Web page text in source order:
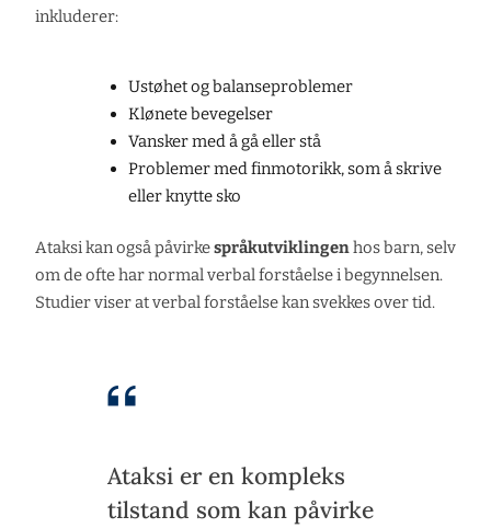
inkluderer:
Ustøhet og balanseproblemer
Klønete bevegelser
Vansker med å gå eller stå
Problemer med finmotorikk, som å skrive
eller knytte sko
Ataksi kan også påvirkespråkutviklingenhos barn, selv
om de ofte har normal verbal forståelse i begynnelsen.
Studier viser at verbal forståelse kan svekkes over tid.
Ataksi er en kompleks
tilstand som kan påvirke